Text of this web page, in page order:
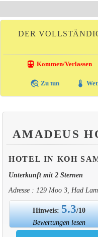
DER
directions_transit Kommen/Verlassen
travel_explore Zu tun thermostat
AMADEUS
HOTEL IN KOH
Unterkunft mit 2 Sternen
Adresse : 129 Moo 3, Had
Hinweis:5.3/10
Bewertungen lesen